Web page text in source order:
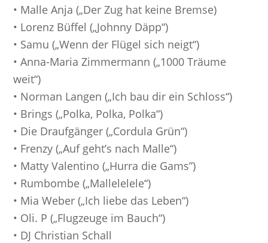
• Malle Anja („Der Zug hat keine Bremse)
• Lorenz Büffel („Johnny Däpp“)
• Samu („Wenn der Flügel sich neigt“)
• Anna-Maria Zimmermann („1000 Träume
weit“)
• Norman Langen („Ich bau dir ein Schloss“)
• Brings („Polka, Polka, Polka“)
• Die Draufgänger („Cordula Grün“)
• Frenzy („Auf geht’s nach Malle“)
• Matty Valentino („Hurra die Gams”)
• Rumbombe („Mallelelele“)
• Mia Weber („Ich liebe das Leben“)
• Oli. P („Flugzeuge im Bauch“)
• DJ Christian Schall